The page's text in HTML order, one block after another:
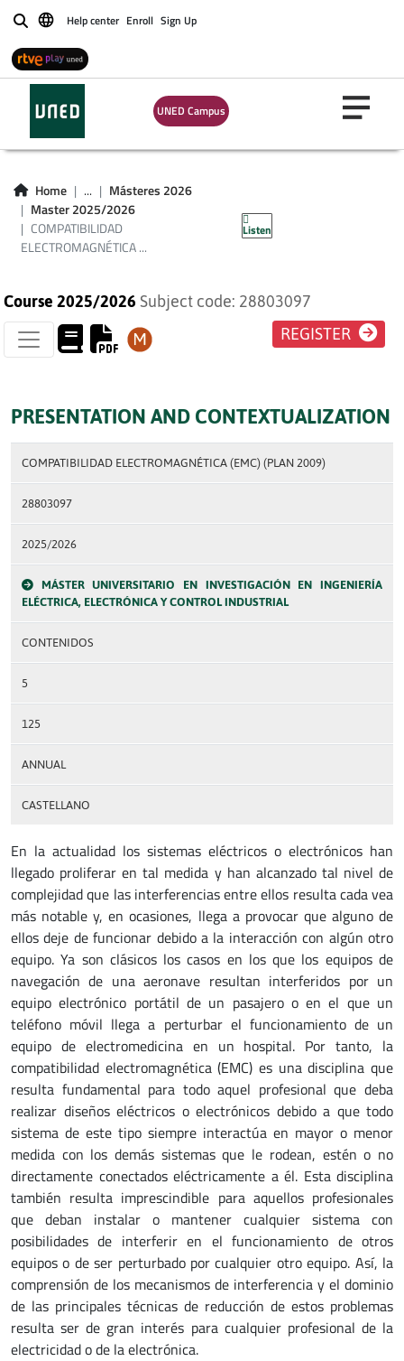
BuscarHelp center Enroll Sign Up
UNED Campus
Home ...
Másteres 2026
Master 2025/2026
COMPATIBILIDAD
ELECTROMAGNÉTICA ...
Listen
COMPATIBILIDAD
ELECTROMAGNÉTICA
(EMC) (PLAN 2009)
Course 2025/2026 Subject code: 28803097
REGISTER
PRESENTATION AND CONTEXTUALIZATION
COMPATIBILIDAD ELECTROMAGNÉTICA (EMC) (PLAN 2009)
28803097
2025/2026
MÁSTER UNIVERSITARIO EN INVESTIGACIÓN EN INGENIERÍA
ELÉCTRICA, ELECTRÓNICA Y CONTROL INDUSTRIAL
CONTENIDOS
5
125
ANNUAL
CASTELLANO
En la actualidad los sistemas eléctricos o electrónicos han
llegado proliferar en tal medida y han alcanzado tal nivel de
complejidad que las interferencias entre ellos resulta cada vea
más notable y, en ocasiones, llega a provocar que alguno de
ellos deje de funcionar debido a la interacción con algún otro
equipo. Ya son clásicos los casos en los que los equipos de
navegación de una aeronave resultan interferidos por un
equipo electrónico portátil de un pasajero o en el que un
teléfono móvil llega a perturbar el funcionamiento de un
equipo de electromedicina en un hospital. Por tanto, la
compatibilidad electromagnética (EMC) es una disciplina que
resulta fundamental para todo aquel profesional que deba
realizar diseños eléctricos o electrónicos debido a que todo
sistema de este tipo siempre interactúa en mayor o menor
medida con los demás sistemas que le rodean, estén o no
directamente conectados eléctricamente a él. Esta disciplina
también resulta imprescindible para aquellos profesionales
que deban instalar o mantener cualquier sistema con
posibilidades de interferir en el funcionamiento de otros
equipos o de ser perturbado por cualquier otro equipo. Así, la
comprensión de los mecanismos de interferencia y el dominio
de las principales técnicas de reducción de estos problemas
resulta ser de gran interés para cualquier profesional de la
electricidad o de la electrónica.